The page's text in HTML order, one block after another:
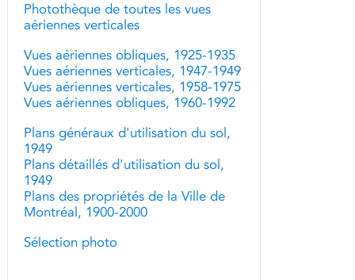
Photothèque de toutes les vues
aériennes verticales
Vues aériennes obliques, 1925-1935
Vues aériennes verticales, 1947-1949
Vues aériennes verticales, 1958-1975
Vues aériennes obliques, 1960-1992
Plans généraux d'utilisation du sol,
1949
Plans détaillés d'utilisation du sol,
1949
Plans des propriétés de la Ville de
Montréal, 1900-2000
Sélection photo